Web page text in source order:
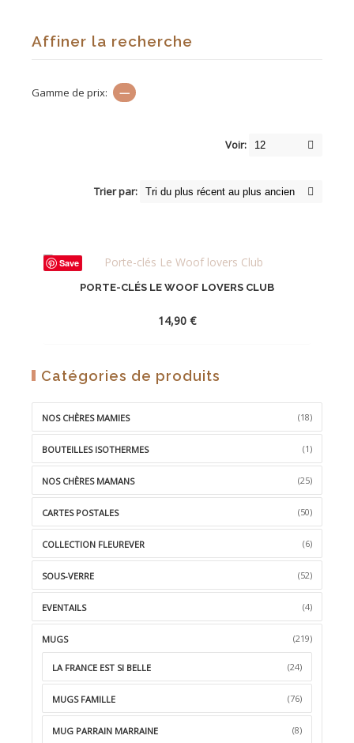
Affiner la recherche
Gamme de prix: —
Voir:
Trier par:
Save
PORTE-CLÉS LE WOOF LOVERS CLUB
14,90 €
Catégories de produits
NOS CHÈRES MAMIES (18)
BOUTEILLES ISOTHERMES (1)
NOS CHÈRES MAMANS (25)
CARTES POSTALES (50)
COLLECTION FLEUREVER (6)
SOUS-VERRE (52)
EVENTAILS (4)
MUGS (219)
LA FRANCE EST SI BELLE (24)
MUGS FAMILLE (76)
MUG PARRAIN MARRAINE (8)